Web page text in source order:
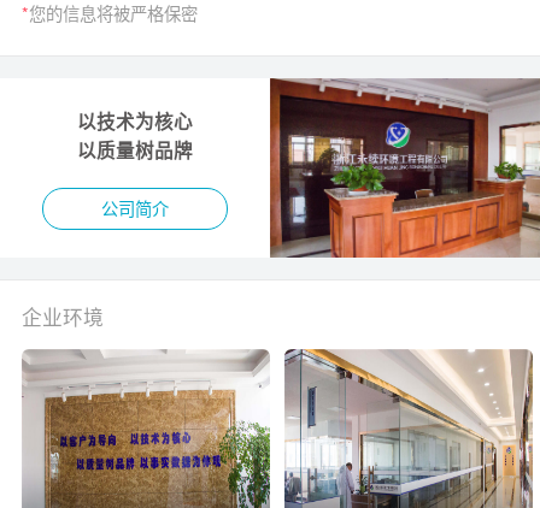
*您的信息将被严格保密
以技术为核心
以质量树品牌
公司简介
企业环境